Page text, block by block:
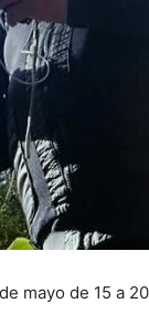
mayo de 15 a